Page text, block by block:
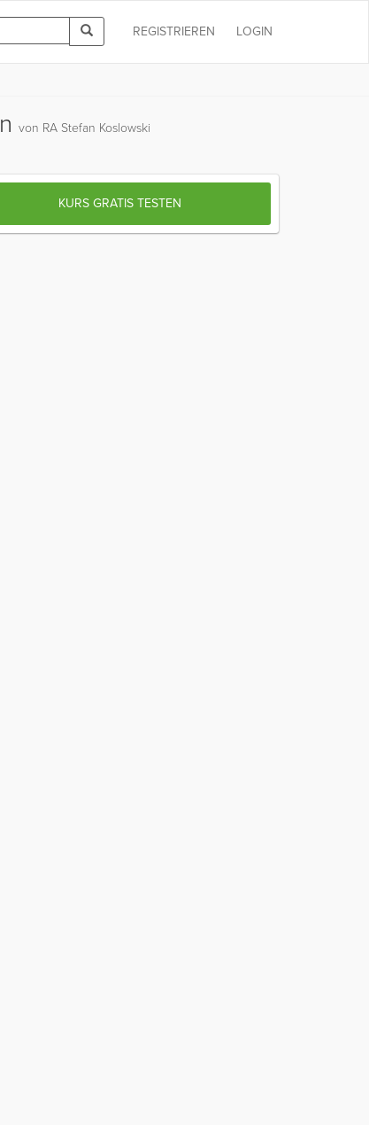
LOGIN
REGISTRIEREN
von RA Stefan Koslowski
KURS GRATIS TESTEN